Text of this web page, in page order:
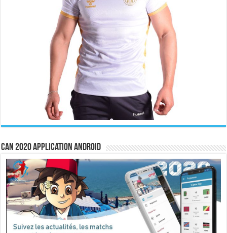
CAN 2020 Application Android